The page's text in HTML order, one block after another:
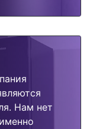
Нам нет